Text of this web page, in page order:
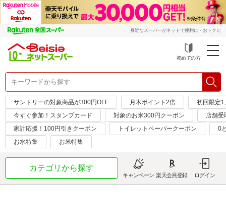
身近なスーパーがネットで便利に・おトクに
初めての方
サントリーの対象商品が300円OFF 月木ポイント2倍
初回限定
今すぐ参加！スタンプカード
対象のお米300円クーポン
店舗
家計応援！100円引きクーポン
トイレットペーパークーポン
0
お水特集
お米特集
カテゴリから探す
キャンペーン 楽天会員登録 ログイン